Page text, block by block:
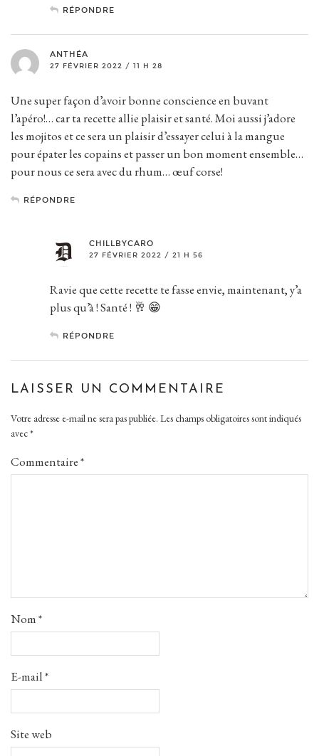
RÉPONDRE
ANTHÉA
27 FÉVRIER 2022 / 11 H 28
Une super façon d’avoir bonne conscience en buvant
l’apéro!… car ta recette allie plaisir et santé. Moi aussi j’adore
les mojitos et ce sera un plaisir d’essayer celui à la mangue
pour épater les copains et passer un bon moment ensemble…
pour nous ce sera avec du rhum… œuf corse!
RÉPONDRE
CHILLBYCARO
27 FÉVRIER 2022 / 21 H 56
Ravie que cette recette te fasse envie, maintenant, y’a
plus qu’à ! Santé ! 🥂 😁
RÉPONDRE
LAISSER UN COMMENTAIRE
Votre adresse e-mail ne sera pas publiée. Les champs obligatoires sont indiqués
avec*
Commentaire*
Nom*
E-mail*
Site web